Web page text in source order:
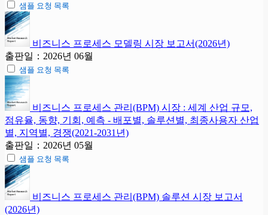
샘플 요청 목록
비즈니스 프로세스 모델링 시장 보고서(2026년)
출판일：2026년 06월
샘플 요청 목록
비즈니스 프로세스 관리(BPM) 시장 : 세계 산업 규모,
점유율, 동향, 기회, 예측 - 배포별, 솔루션별, 최종사용자 산업
별, 지역별, 경쟁(2021-2031년)
출판일：2026년 05월
샘플 요청 목록
비즈니스 프로세스 관리(BPM) 솔루션 시장 보고서
(2026년)